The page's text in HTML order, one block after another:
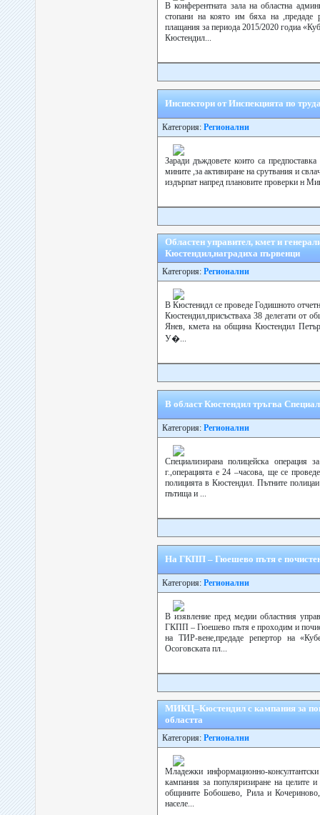
В конферентната зала на областна
стопани на която им бяха на ,предаде
плащания за периода 2015/2020 годиа
Кюстендил...
Инспектори от Инспекцията по
Категория: Регионални
Заради дъждовете които са
мините ,за активиране на срутвания и
издърпат напред плановите проверки н
Областен управител, кмет и
Кюстендил,наградиха първенци
Категория: Регионални
В Кюстенидл се проведе Годишното
Кюстендил,присъстваха 38 делегати от
Янев, кмета на община Кюстендил Петър
У�...
В област Кюстендил тръгва
Категория: Регионални
Специализирана полицейска операция
г.,операцията е 24 –часова, ще се
полицията в Кюстендил. Пътните
пътища и ...
На ГКПП – Гюешево пътя е
Категория: Регионални
В изявление пред медии областния
ГКПП – Гюешево пътя е проходим и
на ТИР-вене,предаде репертор на
Осоговската пл...
МИКЦ–Кюстендил с кампания за
областта
Категория: Регионални
Младежки информационно-
кампания за популяризиране на целите
общините Бобошево, Рила и
населе...